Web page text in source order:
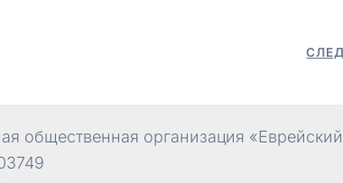
общественная организация